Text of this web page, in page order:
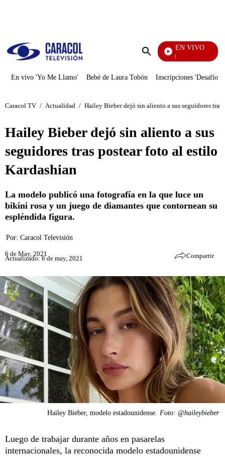
Enviar
EN VIVO
Noticias Caracol
En vivo 'Yo Me Llamo' Bebé de Laura Tobón Inscripciones 'Desafío'
Caracol TV / Actualidad / Hailey Bieber dejó sin aliento a sus seguidores
Hailey Bieber dejó sin aliento a sus
seguidores tras postear foto al estilo
Kardashian
La modelo publicó una fotografía en la que luce un
bikini rosa y un juego de diamantes que contornean su
espléndida figura.
Por: Caracol Televisión
6 de May, 2021
Actualizado: 6 de may, 2021 Compartir
Hailey Bieber, modelo estadounidense. Foto: @haileybieber
Luego de trabajar durante años en pasarelas
internacionales, la reconocida modelo estadounidense